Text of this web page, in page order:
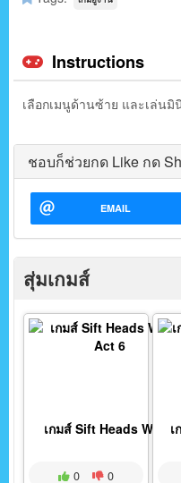
Instructions
เลือกเมนูด้านซ้าย และเล่นมิ
ชอบก็ช่วยกด Like กด
EMAIL
สุ่มเกมส์
เกมส์ Sift Heads Wor...
0 0